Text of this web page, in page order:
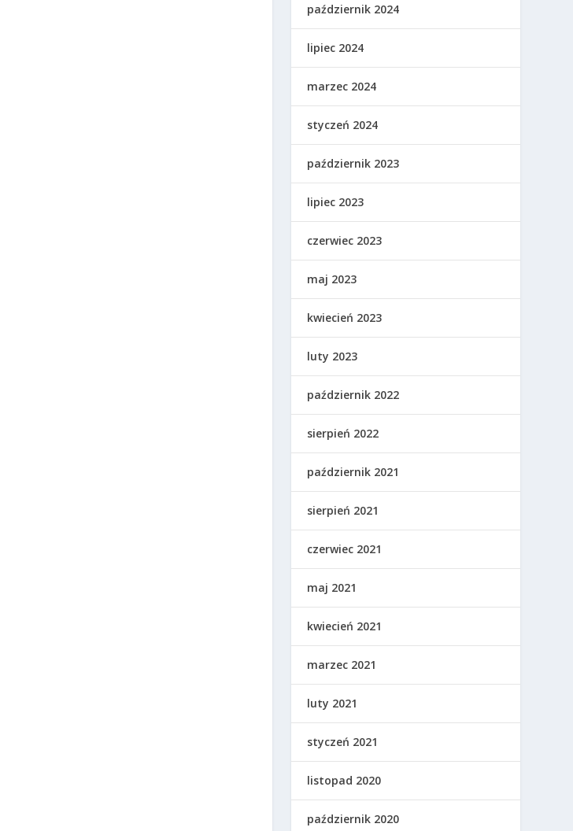
październik 2024
lipiec 2024
marzec 2024
styczeń 2024
październik 2023
lipiec 2023
czerwiec 2023
maj 2023
kwiecień 2023
luty 2023
październik 2022
sierpień 2022
październik 2021
sierpień 2021
czerwiec 2021
maj 2021
kwiecień 2021
marzec 2021
luty 2021
styczeń 2021
listopad 2020
październik 2020